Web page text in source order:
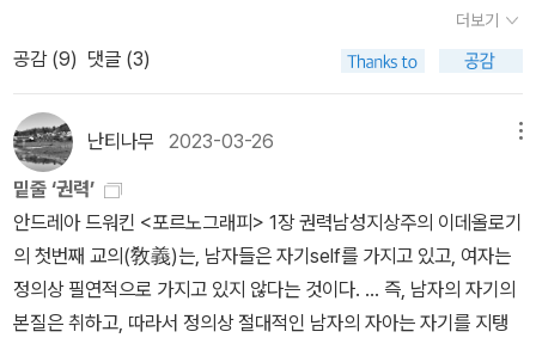
때문이다. '우리를 무력하게 만드는 것은 차이가 아니라 침묵이다. 그
리고 깨져야 할 침묵은 너무나 많다. ' 316 ,여전히 미쳐있는우리나라
의 민주주의는 교육이 근본부터 바뀌지 않는 한 늘 위태로울 것이다.
능력주의와 경쟁만을 최고의 가치로 여기는 사회에서 많은 사람들이
불행해지고 갈등을 빚고 있다. 하지만 때로 변화는 외부로부터 온다.
늦었지만 미국도 대학 입시제도를 바꾸려 하고 있다. 우리나라도 지
금과 같은 방식으로는 많은 대학이 살아남기 힘들 것이라고 한다. 환
경 역시 스스로 치유할 수 있는 경계를 넘어서고 있다. 앞으로의 세대
는 기존 세대에 비해 환경의 역습을 더 많이 경험해야 한다. 그러나
페미니스트 이론가들은 근본적인 변화를 위해 스스로를 계속해서 확
슨 <짧은 이야기들> - <실비아 플라스에 대하여> 크리스 크라우스
<나는 딕을 사랑한다 I Love Dick> 도나 해러웨이 <사이보그 선언
a.com) 10장 구세대와 신세대수전 손택 <타인의 고통> 앨리슨 벡
델 <펀 홈> <당신 엄마 맞아?> <주목해야 할 다이크들> 이브 엔슬
러 <버자이너 모놀로그> <아버지의 사과 편지> 마사 누스바움 <타
인에 대한 연민>수잔 스트라이커 <트랜스젠더의 역사>앤드리아 롱
추 <피메일스>매기 넬슨 <아르고호의 모험가들> 11장 부활 클로디
아 랭킨 <시민: 미국의 서정시 Citizen: An American Lyric>케라
워커 <사라지다, 어린 흑인 여성의 거무스름한 넓적다리와 가슴 사이
성적 이데올로기의 전형이고, 인종적으로 멸시를 당하는 모든 집단은
금수의 성적 본성을 부여받는다.- P232공격자의 힘과 희생자의 의
지간의 단순자명한 등식 - 힘=의지의 침해 -은, 침해당한 자가 여자
일 때는 결코 수용되지 않는다. ...... 박해의 본질은 자기가 자유롭게
선택한 규준으로 자기 자신을 우월한 자라고 정의한 사람이, 이외의
인간을 외부로부터 정의내리는 것이다. 그래서 여자가 매저키스틱하
다고 - 남자에 의해서 외부로부터 - 규정되는 것이다. 매저키즘은 본
질적으로 도발과 복종의 양면을 갖추고 있다. 여자에 대해 가해지는
어디에 그 자신의 종자를 뿌리고 싶어하는가이다. 대상화의 첫번째
표적은 여자다. 남자의 문화에서, 남자는 대상·물화의 타당한 범위에
대해, 특히 남자가 다른 남자를 대상·물화하는 것의 존속 가능성에 대
해 열띤 논쟁을 한다. 그러나, 남자가 대상·물화하는 것 자체의 도덕적
의미에 대해서는 논하지 않는다. 성적 반응이 구체화된 반응, 즉 존재
안에 성적 욕망을 불러일으키는 특별한 속성을 가지고 있는 대상·물
이 환기시키는 반응이라는 것을 당연시한다.- P188자신의 물화物
化에 관한 여자의 지식은, 보통 필연적으로 표충적인 이해의 지점에
서 멈춘다. 즉, 미는 보답받고, 미가 결핍되면 처벌받는다고 이해한다.
처벌은 개인적인 불운으로 이해되고, 체계적·제도적·역사적인 불운으
면들을 빼고 읽어야 하는지, 뺀다고 빼지는 것인지, 아니 도대체 그런
사람이 쓴 글을 왜때문에 어째서 그렇게까지 하면서 읽어야 하는지?
마찬가지다. 웩. 그럼에도 불구하고 읽어야‘만’ 깔 수 있는 것도 사실
이고…도나티엔 알폰소 프랑수아 드 사드 - 일반에게는 사드 후작으
로 알려져 있고, 일대 군단을 이루는 그의 열렬한 숭배자들에게는 <
신성한 후작>으로 알려져 있는데 - 는 세계 최대의 포르노그래피 작
가이다. 포르노그래피 작가로서 그는 남자의 성적 가치를 자기가 구
현하고, 그 가치를 정의내린다. 그 사람 안에서 강간자와 작가가 꼬아
지고 합해져 하나의 비열한 형태로 결합한다. 그의 인생과 작품이 일
자가 된다.- P102남자들은 폭력에 대해 강한 충성심을 키운다. 폭력
은 남자의 자아의 가장 중요한 구성요소이므로, 남자는 폭력과 타협
해야 한다. 폭력은 스포츠나 군대 안에서 제도화되고, 성욕이나 역사
나 영웅적 자질의 신화 속에 축적되어 어린아이들이 폭력의 옹호자 -
즉, 여자가 아닌 남자 - 가 될 때까지 남자아이에게 폭력이 주입된다.
남자들은 자신이 가장 두려워하는 것의 옹호자가 되고, 이러한 과정
을 통해서 그들은 공포를 정복하는 것을 경험한다. 그리고 공포의 정
복을 통해서 그들은 해방을 경험한다. 남자들은 남자의 폭력에 대한
자신의 공포를 남자의 초자연적인 신봉으로 변형한다. 폭력 그 자체
가 모든 의미심장한 경험의 근본적인 정의가 된다.- P104남성지상
더보기
공감 (9) 댓글 (3)
난티나무 2023-03-26
밑줄 ‘권력’
안드레아 드워킨 <포르노그래피> 1장 권력남성지상주의 이데올로기
의 첫번째 교의(敎義)는, 남자들은 자기self를 가지고 있고, 여자는
정의상 필연적으로 가지고 있지 않다는 것이다. ... 즉, 남자의 자기의
본질은 취하고, 따라서 정의상 절대적인 남자의 자아는 자기를 지탱